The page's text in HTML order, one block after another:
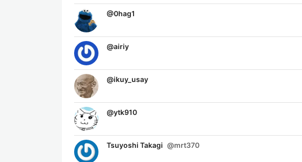
@0hag1
@airiy
@ikuy_usay
@ytk910
Tsuyoshi Takagi @mrt370